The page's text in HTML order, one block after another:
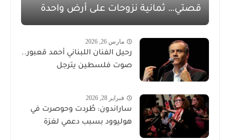
قصتي… ثمانية نزوحات على أرض واحدة
مارس 26, 2026
رحيل الفنان اللبناني أحمد قعبور..
صوت فلسطين يترجل
فبراير 28, 2026
ساراندون: طُردت وحوصرت في
هوليوود بسبب دعمي لغزة